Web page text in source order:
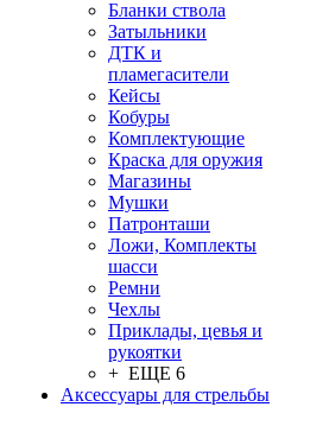
Бланки ствола
Затыльники
ДТК и
пламегасители
Кейсы
Кобуры
Комплектующие
Краска для оружия
Магазины
Мушки
Патронташи
Ложи, Комплекты
шасси
Ремни
Чехлы
Приклады, цевья и
рукоятки
+ ЕЩЕ 6
Аксессуары для стрельбы